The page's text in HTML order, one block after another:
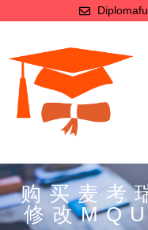
购买麦考
修改